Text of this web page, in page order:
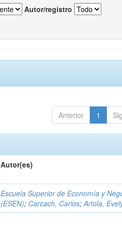
Autor/registro
Anterior 1
Autor(es)
Escuela Superior de Economía y
(ESEN); Carcach, Carlos;Artola,